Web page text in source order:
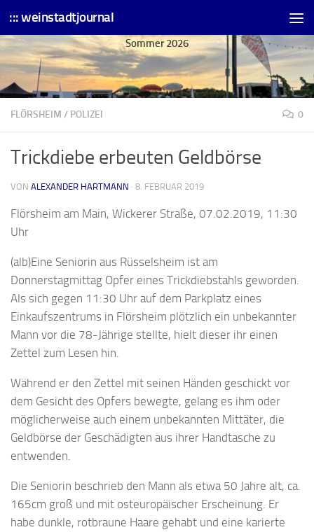
Skip to content
::: weinstadtjournal
Sommer 2026
FLÖRSHEIM / POLIZEI 0
Trickdiebe erbeuten Geldbörse
VON ALEXANDER HARTMANN · 8. FEBRUAR 2019
Flörsheim am Main, Wickerer Straße, 07.02.2019, 11:30
Uhr
(alb)Eine Seniorin aus Rüsselsheim ist am
Donnerstagmittag Opfer eines Trickdiebstahls geworden.
Als sich gegen 11:30 Uhr auf dem Parkplatz eines
Einkaufszentrums in Flörsheim plötzlich ein unbekannter
Mann vor die 78-Jährige stellte, hielt dieser ihr einen
Zettel zum Lesen hin.
Während er den Zettel mit seinen Händen geschickt vor
dem Gesicht des Opfers bewegte, gelang es ihm oder
möglicherweise auch einem unbekannten Mittäter, die
Geldbörse der Geschädigten aus ihrer Handtasche zu
entwenden.
Die Seniorin beschrieb den Mann als etwa 50 Jahre alt, ca.
165cm groß und mit osteuropäischer Erscheinung. Er
habe dunkle, rotbraune Haare gehabt und eine karierte